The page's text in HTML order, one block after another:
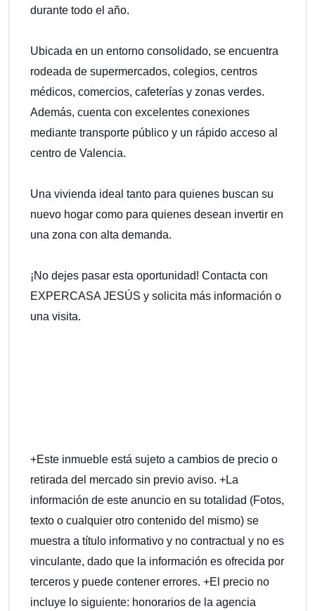
durante todo el año.
Ubicada en un entorno consolidado, se encuentra
rodeada de supermercados, colegios, centros
médicos, comercios, cafeterías y zonas verdes.
Además, cuenta con excelentes conexiones
mediante transporte público y un rápido acceso al
centro de Valencia.
Una vivienda ideal tanto para quienes buscan su
nuevo hogar como para quienes desean invertir en
una zona con alta demanda.
¡No dejes pasar esta oportunidad! Contacta con
EXPERCASA JESÚS y solicita más información o
una visita.
+Este inmueble está sujeto a cambios de precio o
retirada del mercado sin previo aviso. +La
información de este anuncio en su totalidad (Fotos,
texto o cualquier otro contenido del mismo) se
muestra a título informativo y no contractual y no es
vinculante, dado que la información es ofrecida por
terceros y puede contener errores. +El precio no
incluye lo siguiente: honorarios de la agencia